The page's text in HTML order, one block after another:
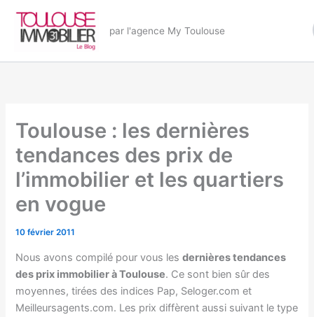
contenu
par l'agence My Toulouse
Toulouse : les dernières
tendances des prix de
l’immobilier et les quartiers
en vogue
10 février 2011
Nous avons compilé pour vous lesdernières tendances
des prix immobilier à Toulouse. Ce sont bien sûr des
moyennes, tirées des indices Pap, Seloger.com et
Meilleursagents.com. Les prix diffèrent aussi suivant le type